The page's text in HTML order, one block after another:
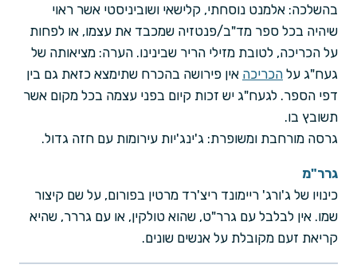
בהשלכה: אלמנט נוסחתי, קלישאי ושוביניסטי אשר ראוי
שיהיה בכל ספר מד"ב/פנטזיה שמכבד את עצמו, או לפחות
על הכריכה, לטובת מזילי הריר שבינינו. הערה: מציאותה של
געח"ג על הכריכה אין פירושה בהכרח שתימצא כזאת גם בין
דפי הספר. לגעח"ג יש זכות קיום בפני עצמה בכל מקום אשר
תשובץ בו.
גרסה מורחבת ומשופרת: ג'ינג'יות עירומות עם חזה גדול.
גרר"מ
כינויו של ג'ורג' ריימונד ריצ'רד מרטין בפורום, על שם קיצור
שמו. אין לבלבל עם גרר"ט, שהוא טולקין, או עם גררר, שהיא
קריאת זעם מקובלת על אנשים שונים.